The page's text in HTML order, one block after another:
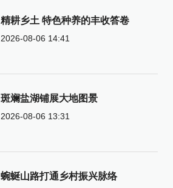
精耕乡土 特色种养的丰收答卷
2026-08-06 14:41
斑斓盐湖铺展大地图景
2026-08-06 13:31
蜿蜒山路打通乡村振兴脉络